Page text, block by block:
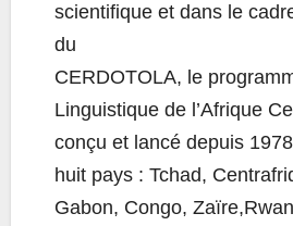
scientifique et dans le
du
CERDOTOLA, le
Linguistique de l’Afrique
conçu et lancé depuis
huit pays : Tchad,
Gabon, Congo,